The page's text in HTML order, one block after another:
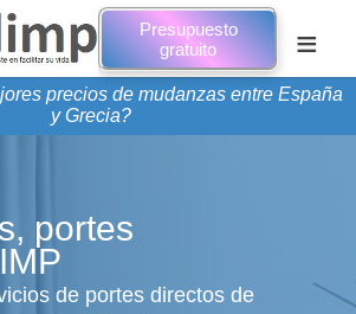
Presupuesto
gratuito
≡
precios de mudanzas entre España
y Grecia?
portes
de portes directos de